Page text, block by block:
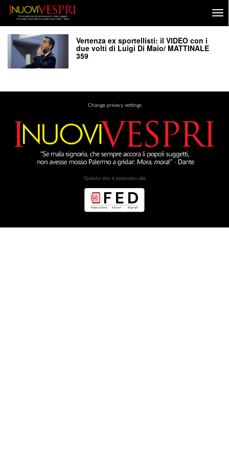
Vertenza ex sportellisti: il VIDEO con i
due volti di Luigi Di Maio/ MATTINALE
359
Change privacy settings
Questo sito è associato alla